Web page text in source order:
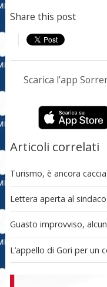
Share this post
Scarica l’app
Articoli correlati
Turismo, è ancora
Lettera aperta al
Guasto improvviso,
L’appello di Gori per un